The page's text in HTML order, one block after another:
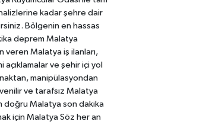
kadar şehre dair
Bölgenin en hassas
deprem Malatya
Malatya iş ilanları,
açıklamalar ve şehir içi yol
manipülasyondan
ve tarafsız Malatya
doğru Malatya son dakika
için Malatya Söz her an